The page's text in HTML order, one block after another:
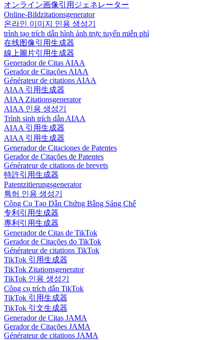
オンライン画像引用ジェネレーター
Online-Bildzitationsgenerator
온라인 이미지 인용 생성기
trình tạo trích dẫn hình ảnh trực tuyến miễn phí
在线图像引用生成器
線上圖片引用生成器
Generador de Citas AIAA
Gerador de Citações AIAA
Générateur de citations AIAA
AIAA 引用生成器
AIAA Zitationsgenerator
AIAA 인용 생성기
Trình sinh trích dẫn AIAA
AIAA 引用生成器
AIAA 引用生成器
Generador de Citaciones de Patentes
Gerador de Citações de Patentes
Générateur de citations de brevets
特許引用生成器
Patentzitierungsgenerator
특허 인용 생성기
Công Cụ Tạo Dẫn Chứng Bằng Sáng Chế
专利引用生成器
專利引用生成器
Generador de Citas de TikTok
Gerador de Citações do TikTok
Générateur de citations TikTok
TikTok 引用生成器
TikTok Zitationsgenerator
TikTok 인용 생성기
Công cụ trích dẫn TikTok
TikTok 引用生成器
TikTok 引文生成器
Generador de Citas JAMA
Gerador de Citações JAMA
Générateur de citations JAMA